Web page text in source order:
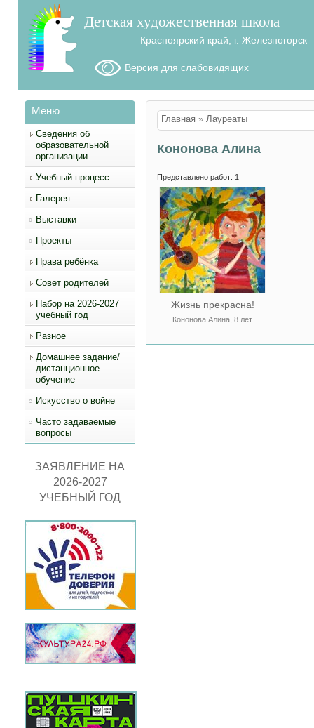
Детская художественная школа
Красноярский край, г. Железногорск
Версия для слабовидящих
Меню
Сведения об
образовательной
организации
Учебный процесс
Галерея
Выставки
Проекты
Права ребёнка
Совет родителей
Набор на 2026-2027
учебный год
Разное
Домашнее задание/
дистанционное
обучение
Искусство о войне
Часто задаваемые
вопросы
ЗАЯВЛЕНИЕ НА
2026-2027
УЧЕБНЫЙ ГОД
Вы здесь
Главная » Лауреаты
Кононова Алина
Представлено работ: 1
Жизнь прекрасна!
Кононова Алина, 8 лет